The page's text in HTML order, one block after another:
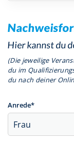
Hier kannst du
(Die jeweilige
du im
du nach deiner
Anrede*